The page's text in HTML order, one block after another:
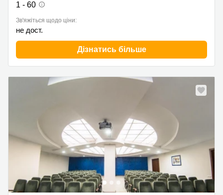
1 - 60
Зв'яжіться щодо ціни:
не дост.
Дізнатись більше